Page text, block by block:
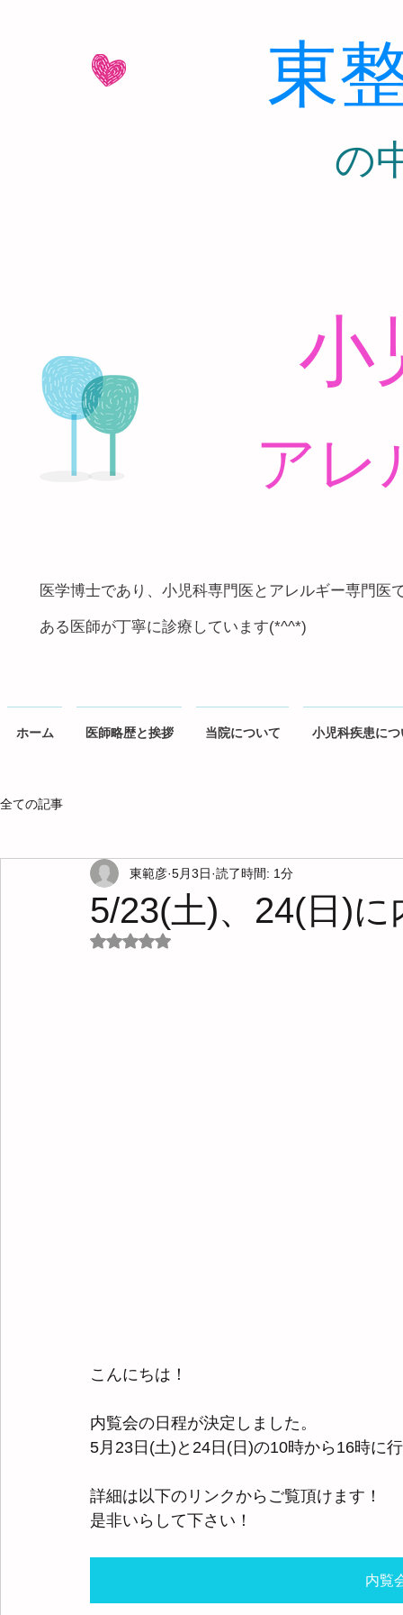
東
の
小
アレ
医学博士であり、小児科専門医とアレルギー専門医
ある医師が丁寧に診療しています(*^^*)
ホーム 医師略歴と挨拶 当院について 小児科疾患につ
全ての記事
5/23(土)、24(日)
東範彦 5月3日 読了時間: 1分
5つ星のうちNaNと評価されています。
こんにちは！
内覧会の日程が決定しました。
5月23日(土)と24日(日)の10時から16時に
詳細は以下のリンクからご覧頂けます！
是非いらして下さい！
内覧